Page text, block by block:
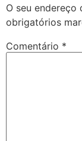
O seu endereço
obrigatórios
Comentário *